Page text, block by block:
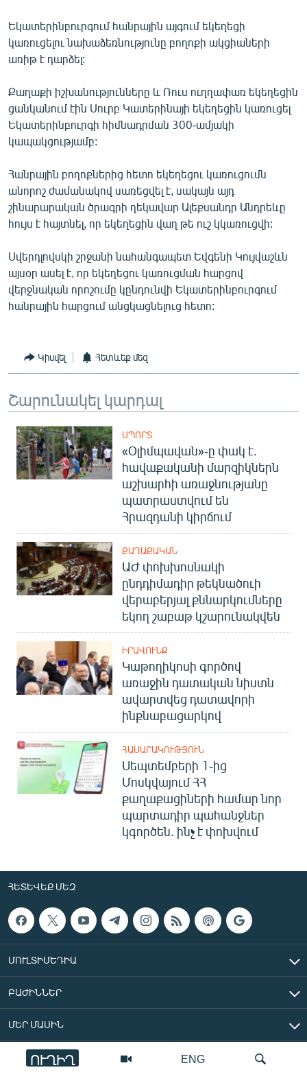
ENG
ՈՒՂԻՂ
Եկատերինբուրգում հանրային այգում եկեղեցի
կառուցելու նախաձեռնությունը բողոքի ակցիաների
առիթ է դարձել:
Քաղաքի իշխանությունները և Ռուս ուղղափառ եկեղեցին
ցանկանում էին Սուրբ Կատերինայի եկեղեցին կառուցել
Եկատերինբուրգի հիմնադրման 300-ամյակի
կապակցությամբ:
Հանրային բողոքներից հետո եկեղեցու կառուցումն
անորոշ ժամանակով սառեցվել է, սակայն այդ
շինարարական ծրագրի ղեկավար Ալեքսանդր Անդրեևը
հույս է հայտնել, որ եկեղեցին վաղ թե ուշ կկառուցվի:
Սվերդլովսկի շրջանի նահանգապետ Եվգենի Կույվաշևն
այսօր ասել է, որ եկեղեցու կառուցման հարցով
վերջնական որոշումը կընդունվի Եկատերինբուրգում
հանրային հարցում անցկացնելուց հետո:
Կիսվել Հետևեք մեզ
Շարունակել կարդալ
ՍՊՈՐՏ
«Օլիմպավան»-ը փակ է.
հավաքականի մարզիկներն
աշխարհի առաջնությանը
պատրաստվում են
Հրազդանի կիրճում
ՔԱՂԱՔԱԿԱՆ
ԱԺ փոխխոսնակի
ընդդիմադիր թեկնածուի
վերաբերյալ քննարկումները
եկող շաբաթ կշարունակվեն
ԻՐԱՎՈՒՆՔ
Կաթողիկոսի գործով
առաջին դատական նիստն
ավարտվեց դատավորի
ինքնաբացարկով
ՀԱՍԱՐԱԿՈՒԹՅՈՒՆ
Սեպտեմբերի 1-ից
Մոսկվայում ՀՀ
քաղաքացիների համար նոր
պարտադիր պահանջներ
կգործեն. ինչ է փոխվում
ՀԵՏԵՎԵՔ ՄԵԶ
ՄՈՒԼՏԻՄԵԴԻԱ
ԲԱԺԻՆՆԵՐ
ՄԵՐ ՄԱՍԻՆ
«Ազատ Եվրոպա/Ազատություն» ռադիոկայան © 2026